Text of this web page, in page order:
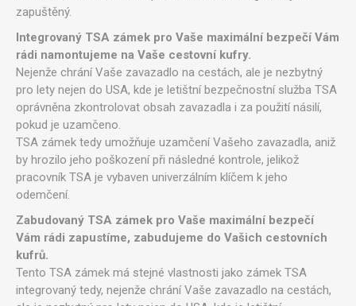
zapuštěný.
Integrovaný TSA zámek pro Vaše maximální bezpečí Vám
rádi namontujeme na Vaše cestovní kufry.
Nejenže chrání Vaše zavazadlo na cestách, ale je nezbytný
pro lety nejen do USA, kde je letištní bezpečnostní služba TSA
oprávněna zkontrolovat obsah zavazadla i za použití násilí,
pokud je uzamčeno.
TSA zámek tedy umožňuje uzamčení Vašeho zavazadla, aniž
by hrozilo jeho poškození při následné kontrole, jelikož
pracovník TSA je vybaven univerzálním klíčem k jeho
odemčení.
Zabudovaný TSA zámek pro Vaše maximální bezpečí
Vám rádi zapustíme, zabudujeme do Vašich cestovních
kufrů.
Tento TSA zámek má stejné vlastnosti jako zámek TSA
integrovaný tedy, nejenže chrání Vaše zavazadlo na cestách,